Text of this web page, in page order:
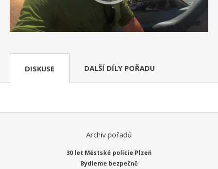
DISKUSE DALŠÍ DÍLY POŘADU
Archiv pořadů
30 let Městské policie Plzeň
Bydleme bezpečně